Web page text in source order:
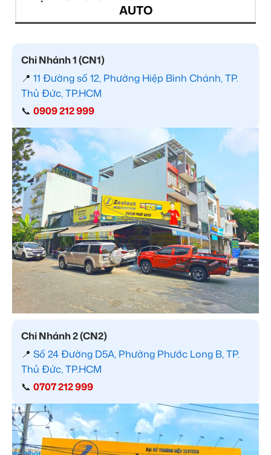
AUTO
Chi Nhánh 1 (CN1)
📍 11 Đường số 12, Phường Hiệp Bình Chánh, TP.
Thủ Đức, TP.HCM
📞 0909 212 999
Chi Nhánh 2 (CN2)
📍 Số 24 Đường D5A, Phường Phước Long B, TP.
Thủ Đức, TP.HCM
📞 0707 212 999